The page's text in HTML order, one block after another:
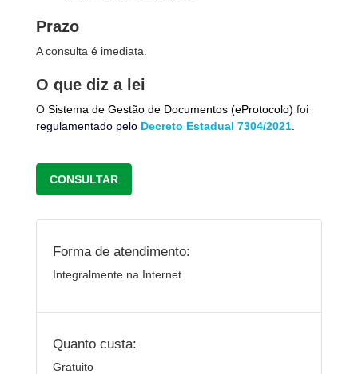
Prazo
A consulta é imediata.
O que diz a lei
O Sistema de Gestão de Documentos (eProtocolo) foi
regulamentado pelo Decreto Estadual 7304/2021
CONSULTAR
Forma de atendimento:
Integralmente na Internet
Quanto custa:
Gratuito